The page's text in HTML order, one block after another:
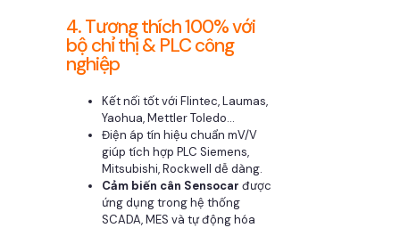
4. Tương thích 100% với
bộ chỉ thị & PLC công
nghiệp
Kết nối tốt với Flintec, Laumas,
Yaohua, Mettler Toledo…
Điện áp tín hiệu chuẩn mV/V
giúp tích hợp PLC Siemens,
Mitsubishi, Rockwell dễ dàng.
Cảm biến cân Sensocar được
ứng dụng trong hệ thống
SCADA, MES và tự động hóa